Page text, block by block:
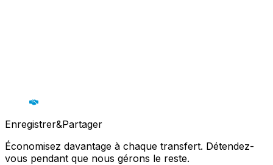
Enregistrer&Partager
Économisez davantage à chaque transfert. Détendez-
vous pendant que nous gérons le reste.